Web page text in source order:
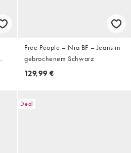
Free People – Nia BF – Jeans in
gebrochenem Schwarz
129,99 €
Deal